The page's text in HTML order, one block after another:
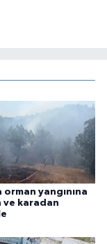
orman yangınına
ve karadan